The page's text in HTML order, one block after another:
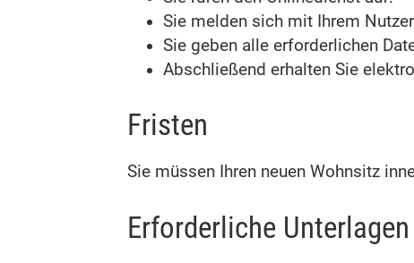
Sie melden sich mit Ihrem
Sie geben alle erforderlichen
Abschließend erhalten Sie
Fristen
Sie müssen Ihren neuen Wohnsitz
Erforderliche Unterlagen